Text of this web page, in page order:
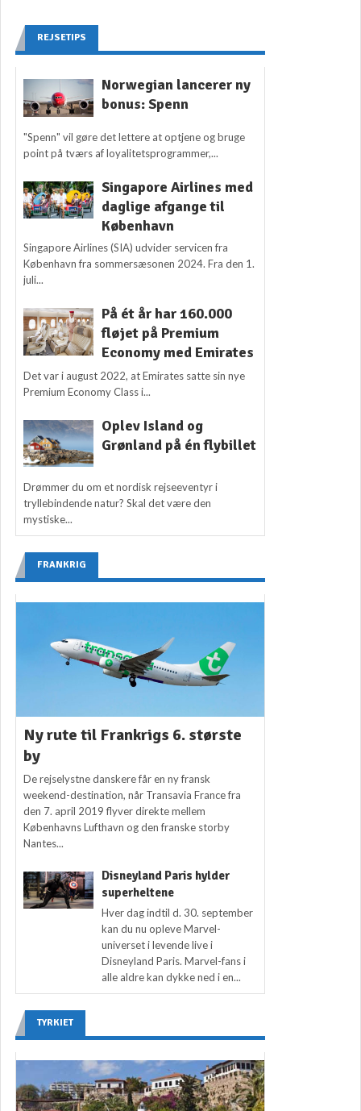
REJSETIPS
Norwegian lancerer ny
bonus: Spenn
"Spenn" vil gøre det lettere at optjene og bruge
point på tværs af loyalitetsprogrammer,...
Singapore Airlines med
daglige afgange til
København
Singapore Airlines (SIA) udvider servicen fra
København fra sommersæsonen 2024. Fra den 1.
juli...
På ét år har 160.000
fløjet på Premium
Economy med Emirates
Det var i august 2022, at Emirates satte sin nye
Premium Economy Class i...
Oplev Island og
Grønland på én flybillet
Drømmer du om et nordisk rejseeventyr i
tryllebindende natur? Skal det være den
mystiske...
FRANKRIG
Ny rute til Frankrigs 6. største
by
De rejselystne danskere får en ny fransk
weekend-destination, når Transavia France fra
den 7. april 2019 flyver direkte mellem
Københavns Lufthavn og den franske storby
Nantes...
Disneyland Paris hylder
superheltene
Hver dag indtil d. 30. september
kan du nu opleve Marvel-
universet i levende live i
Disneyland Paris. Marvel-fans i
alle aldre kan dykke ned i en...
TYRKIET